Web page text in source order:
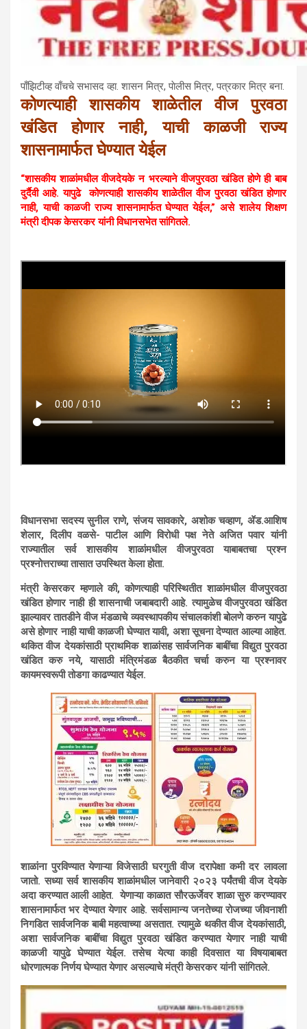
पाँझिटीव्ह वाँचचे सभासद व्हा. शासन मित्र, पाेलीस मित्र, पत्रकार मित्र बना.
कोणत्याही शासकीय शाळेतील वीज पुरवठा
खंडित होणार नाही, याची काळजी राज्य
शासनामार्फत घेण्यात येईल
“शासकीय शाळांमधील वीजदेयके न भरल्याने वीजपुरवठा खंडित होणे ही बाब
दुर्दैवी आहे. यापुढे कोणत्याही शासकीय शाळेतील वीज पुरवठा खंडित होणार
नाही, याची काळजी राज्य शासनामार्फत घेण्यात येईल,” असे शालेय शिक्षण
मंत्री दीपक केसरकर यांनी विधानसभेत सांगितले.
विधानसभा सदस्य सुनील राणे, संजय सावकारे, अशोक चव्हाण, ॲड.आशिष
शेलार, दिलीप वळसे- पाटील आणि विरोधी पक्ष नेते अजित पवार यांनी
राज्यातील सर्व शासकीय शाळांमधील वीजपुरवठा याबाबतचा प्रश्न
प्रश्नोत्तराच्या तासात उपस्थित केला होता.
मंत्री केसरकर म्हणाले की, कोणत्याही परिस्थितीत शाळांमधील वीजपुरवठा
खंडित होणार नाही ही शासनाची जबाबदारी आहे. त्यामुळेच वीजपुरवठा खंडित
झाल्यावर तातडीने वीज मंडळाचे व्यवस्थापकीय संचालकांशी बोलणे करुन यापुढे
असे होणार नाही याची काळजी घेण्यात यावी, अशा सूचना देण्यात आल्या आहेत.
थकित वीज देयकांसाठी प्राथमिक शाळांसह सार्वजनिक बाबींचा विद्युत पुरवठा
खंडित करु नये, यासाठी मंत्रिमंडळ बैठकीत चर्चा करुन या प्रश्नावर
कायमस्वरूपी तोडगा काढण्यात येईल.
शाळांना पुरविण्यात येणाऱ्या विजेसाठी घरगुती वीज दरापेक्षा कमी दर लावला
जातो. सध्या सर्व शासकीय शाळांमधील जानेवारी २०२३ पर्यंतची वीज देयके
अदा करण्यात आली आहेत. येणाऱ्या काळात सौरऊर्जेवर शाळा सुरु करण्यावर
शासनामार्फत भर देण्यात येणार आहे. सर्वसामान्य जनतेच्या रोजच्या जीवनाशी
निगडित सार्वजनिक बाबी महत्वाच्या असतात. त्यामुळे थकीत वीज देयकांसाठी,
अशा सार्वजनिक बाबींचा विद्युत पुरवठा खंडित करण्यात येणार नाही याची
काळजी यापुढे घेण्यात येईल. तसेच येत्या काही दिवसात या विषयाबाबत
धोरणात्मक निर्णय घेण्यात येणार असल्याचे मंत्री केसरकर यांनी सांगितले.